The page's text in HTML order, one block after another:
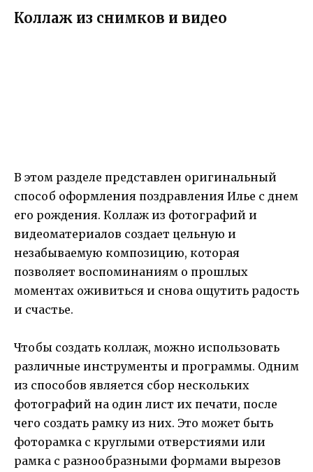
Коллаж из снимков и видео
В этом разделе представлен оригинальный
способ оформления поздравления Илье с днем
его рождения. Коллаж из фотографий и
видеоматериалов создает цельную и
незабываемую композицию, которая
позволяет воспоминаниям о прошлых
моментах оживиться и снова ощутить радость
и счастье.
Чтобы создать коллаж, можно использовать
различные инструменты и программы. Одним
из способов является сбор нескольких
фотографий на один лист их печати, после
чего создать рамку из них. Это может быть
фоторамка с круглыми отверстиями или
рамка с разнообразными формами вырезов